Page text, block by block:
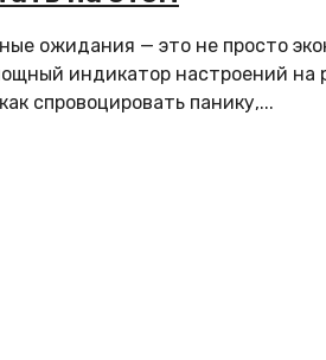
ожидания — это не просто
индикатор настроений на
спровоцировать панику,...